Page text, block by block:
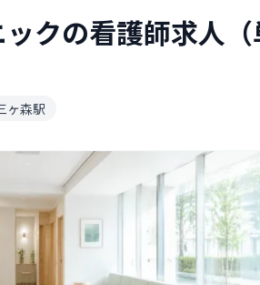
クの看護師求人
ヶ森駅